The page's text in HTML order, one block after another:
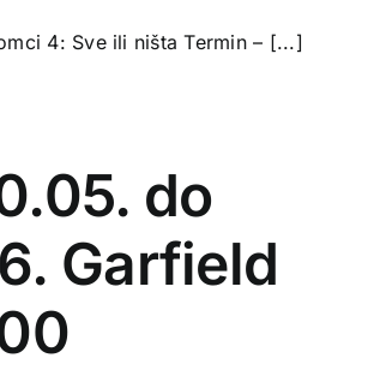
4: Sve ili ništa Termin – [...]
do
Garfield